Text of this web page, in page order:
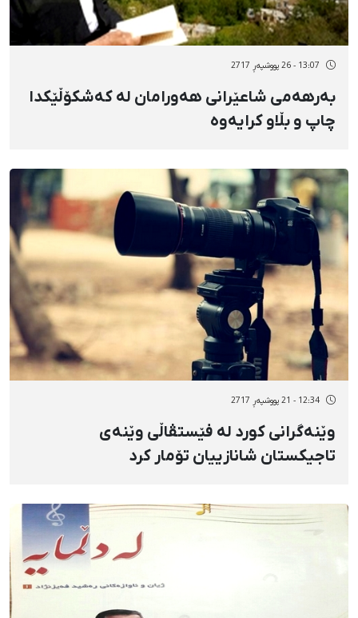
13:07 - 26 پووشپەڕ 2717
بەرهەمی شاعێرانی هەورامان لە کەشکۆڵێکدا
چاپ و بڵاو کرایەوە
12:34 - 21 پووشپەڕ 2717
وێنەگرانی کورد لە فێستڤاڵی وێنەی
تاجیکستان شانازییان تۆمار کرد